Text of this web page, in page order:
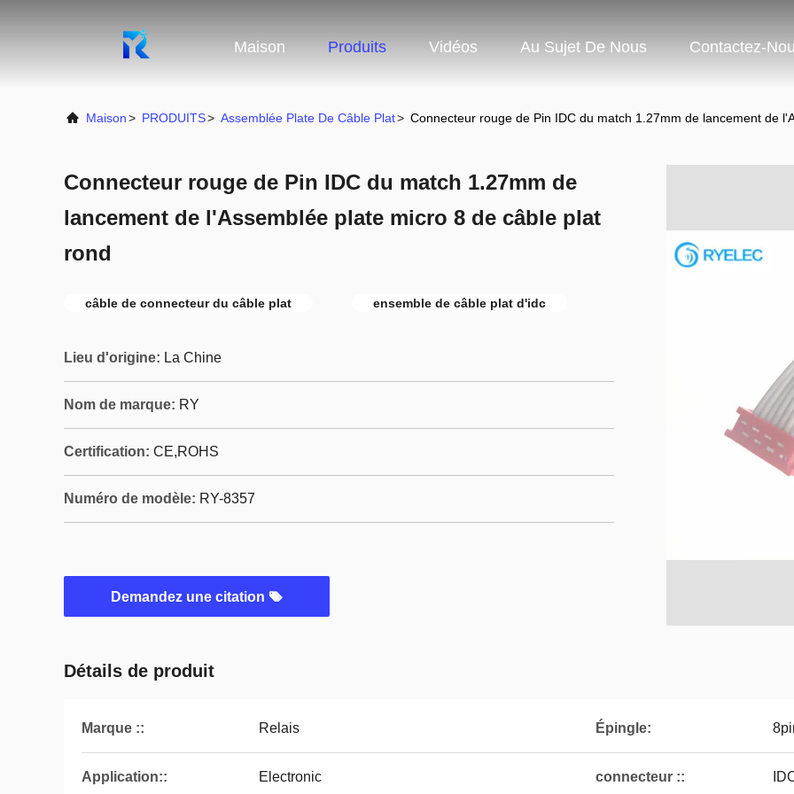
Maison Produits Vidéos Au Sujet De Nous Contactez-
Maison> PRODUITS> Assemblée Plate De Câble Plat> Connecteur rouge de Pin IDC du match 1.27mm de lancement de
Connecteur rouge de Pin IDC du match 1.27mm de
lancement de l'Assemblée plate micro 8 de câble plat
rond
câble de connecteur du câble plat ensemble de câble plat d'idc
Lieu d'origine: La Chine
Nom de marque: RY
Certification: CE,ROHS
Numéro de modèle: RY-8357
Demandez une citation
Détails de produit
Marque :: Relais Épingle:
Application:: Electronic connecteur ::